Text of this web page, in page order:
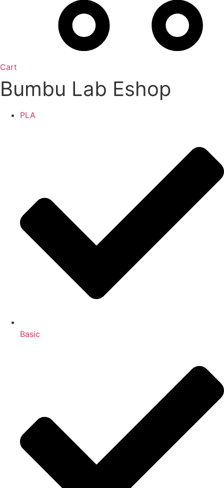
Cart
Bumbu Lab Eshop
PLA
Basic